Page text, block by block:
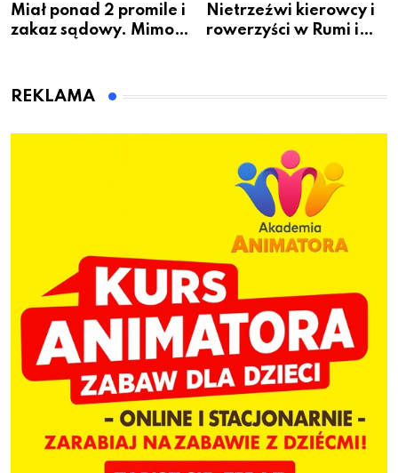
Miał ponad 2 promile i
zakaz sądowy. Mimo
Bolszewie i uderzył w
Nietrzeźwi kierowcy i
rowerzyści w Rumi i
REKLAMA